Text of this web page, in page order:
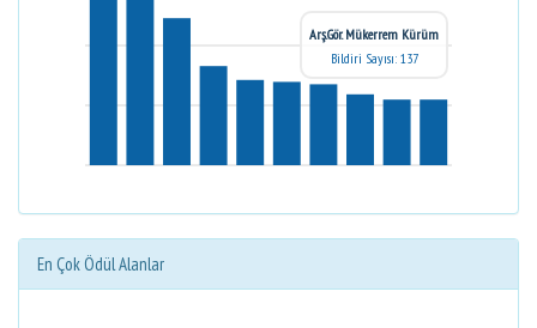
Arş.Gör. Mükerrem Kürüm
Bildiri Sayısı: 137
En Çok Ödül Alanlar